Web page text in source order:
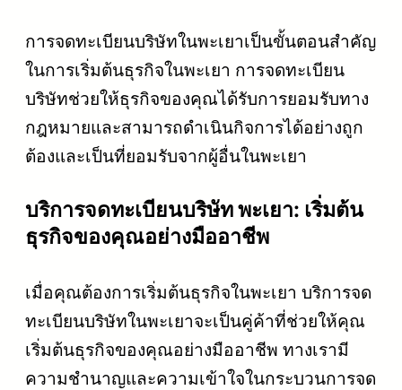
การจดทะเบียนบริษัทในพะเยาเป็นขั้นตอนสำคัญ
ในการเริ่มต้นธุรกิจในพะเยา การจดทะเบียน
บริษัทช่วยให้ธุรกิจของคุณได้รับการยอมรับทาง
กฎหมายและสามารถดำเนินกิจการได้อย่างถูก
ต้องและเป็นที่ยอมรับจากผู้อื่นในพะเยา
บริการจดทะเบียนบริษัท พะเยา: เริ่มต้น
ธุรกิจของคุณอย่างมืออาชีพ
เมื่อคุณต้องการเริ่มต้นธุรกิจในพะเยา บริการจด
ทะเบียนบริษัทในพะเยาจะเป็นคู่ค้าที่ช่วยให้คุณ
เริ่มต้นธุรกิจของคุณอย่างมืออาชีพ ทางเรามี
ความชำนาญและความเข้าใจในกระบวนการจด